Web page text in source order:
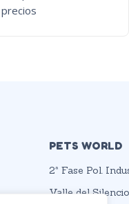
PETS WORLD
2ª Fase Pol.
Valle del